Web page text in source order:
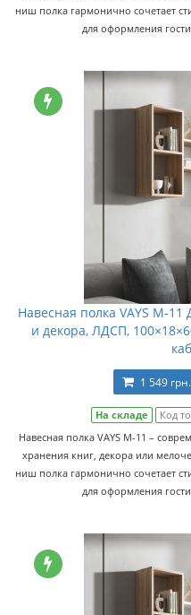
ниш полка гармонично сочетает
для оформления
Навесная полка VAYS M-
и декора, ЛДСП,
1 549 грн.
На складе Код
Навесная полка VAYS M-11 –
хранения книг, декора или
ниш полка гармонично сочетает
для оформления